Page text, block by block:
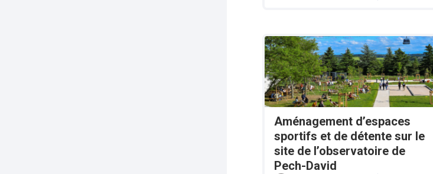
Aménagement d’espaces
sportifs et de détente sur le
site de l’observatoire de
Pech-David